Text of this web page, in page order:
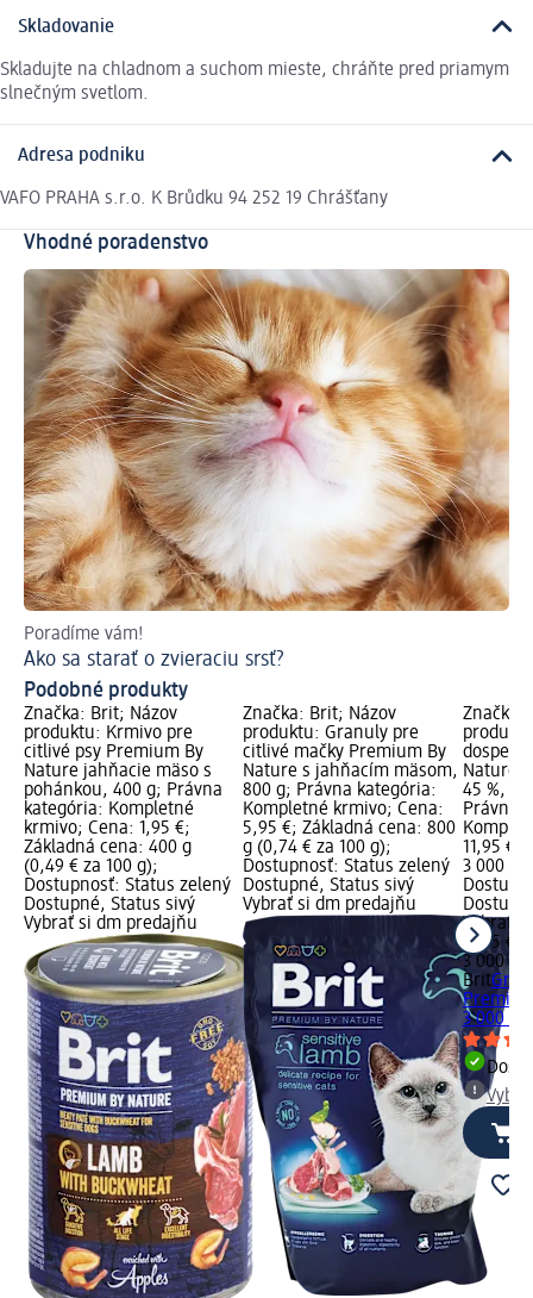
Skladovanie
Skladujte na chladnom a suchom mieste, chráňte pred priamym
slnečným svetlom.
Adresa podniku
VAFO PRAHA s.r.o. K Brůdku 94 252 19 Chrášťany
Vhodné poradenstvo
Poradíme vám!
Ako sa starať o zvieraciu srsť?
Podobné produkty
Značka: Brit; Názov
produktu: Krmivo pre
citlivé psy Premium By
Nature jahňacie mäso s
pohánkou, 400 g; Právna
kategória: Kompletné
krmivo; Cena: 1,95 €;
Základná cena: 400 g
(0,49 € za 100 g);
Dostupnosť: Status zelený
Dostupné, Status sivý
Vybrať si dm predajňu
Značka: Brit; Názov
produktu: Granuly pre
citlivé mačky Premium By
Nature s jahňacím mäsom,
800 g; Právna kategória:
Kompletné krmivo; Cena:
5,95 €; Základná cena: 800
g (0,74 € za 100 g);
Dostupnosť: Status zelený
Dostupné, Status sivý
Vybrať si dm predajňu
Značka:
dospelé
Nature
45 %,
Právna
11,95 €;
3 000 g
Vybrať
11,95 €
3 000 g
Brit
3 000 g